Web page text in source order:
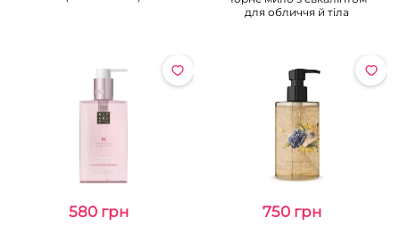
для обличчя й тіла
580 грн 750 грн